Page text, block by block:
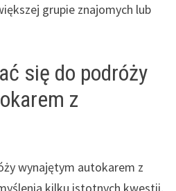
grupie znajomych lub
się do podróży
z
wynajętym autokarem z